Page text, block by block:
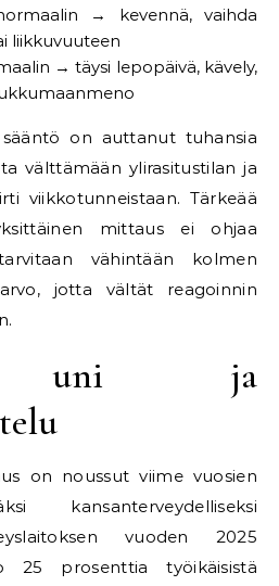
→ kevennä, vaihda
liikkuvuuteen
→ täysi lepopäivä, kävely,
on auttanut tuhansia
välttämään ylirasitustilan ja
viikkotunneistaan. Tärkeää
mittaus ei ohjaa
vähintään kolmen
jotta vältät reagoinnin
uni ja
on noussut viime vuosien
kansanterveydelliseksi
vuoden 2025
25 prosenttia työikäisistä